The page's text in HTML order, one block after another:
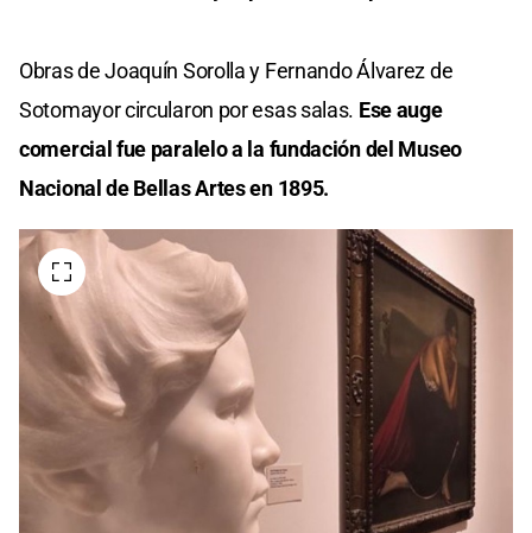
Obras de Joaquín Sorolla y Fernando Álvarez de
Sotomayor circularon por esas salas. Ese auge
comercial fue paralelo a la fundación del Museo
Nacional de Bellas Artes en 1895.